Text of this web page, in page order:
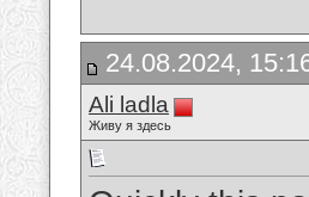
24.08.2024,
Ali ladla
Живу я здесь